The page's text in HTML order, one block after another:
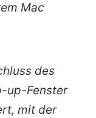
Mac
des
up-Fenster
mit der